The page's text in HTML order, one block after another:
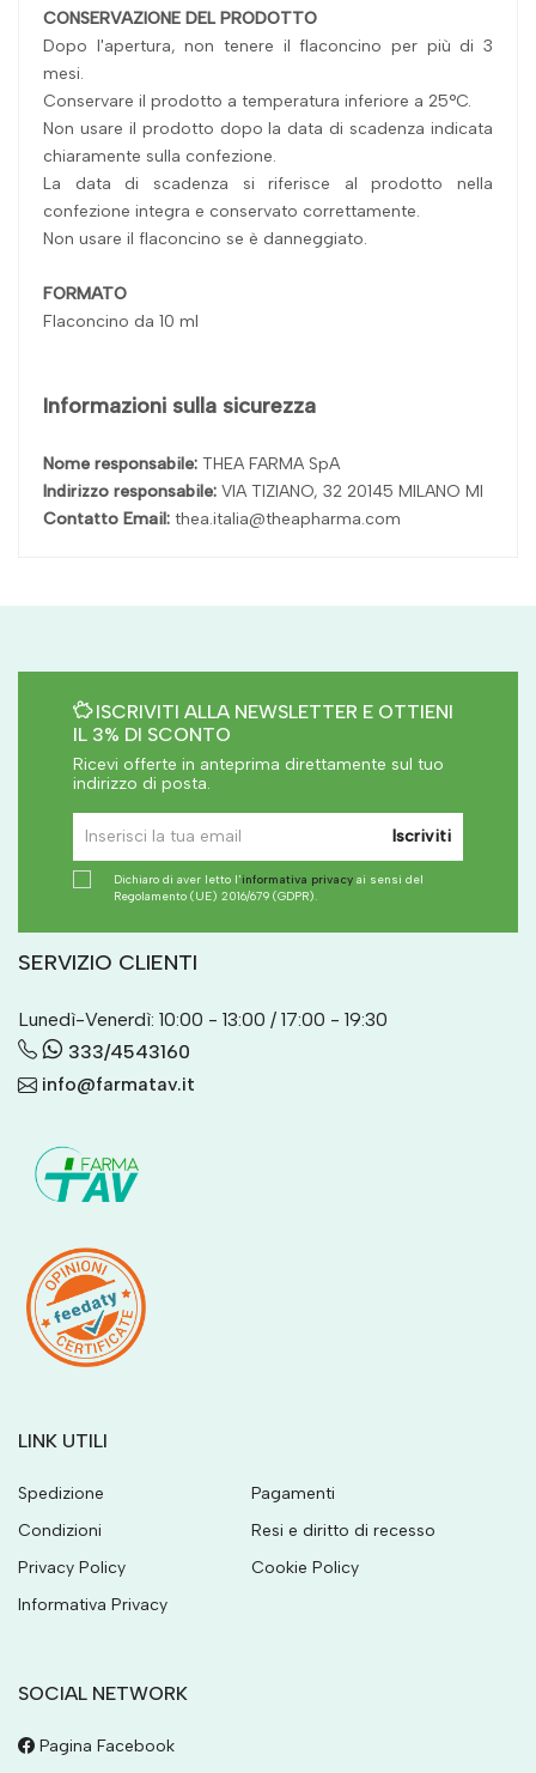
CONSERVAZIONE DEL PRODOTTO
Dopo l'apertura, non tenere il flaconcino per più di 3
mesi.
Conservare il prodotto a temperatura inferiore a 25°C.
Non usare il prodotto dopo la data di scadenza indicata
chiaramente sulla confezione.
La data di scadenza si riferisce al prodotto nella
confezione integra e conservato correttamente.
Non usare il flaconcino se è danneggiato.
FORMATO
Flaconcino da 10 ml
Informazioni sulla sicurezza
Nome responsabile: THEA FARMA SpA
Indirizzo responsabile: VIA TIZIANO, 32 20145 MILANO MI
Contatto Email: thea.italia@theapharma.com
ISCRIVITI ALLA NEWSLETTER E OTTIENI
IL 3% DI SCONTO
Ricevi offerte in anteprima direttamente sul tuo
indirizzo di posta.
Iscriviti
Dichiaro di aver letto l'informativa privacy ai sensi del
Regolamento (UE) 2016/679 (GDPR).
SERVIZIO CLIENTI
Lunedì-Venerdì: 10:00 - 13:00 / 17:00 - 19:30
333/4543160
info@farmatav.it
LINK UTILI
Spedizione
Pagamenti
Condizioni
Resi e diritto di recesso
Privacy Policy
Cookie Policy
Informativa Privacy
SOCIAL NETWORK
Pagina Facebook